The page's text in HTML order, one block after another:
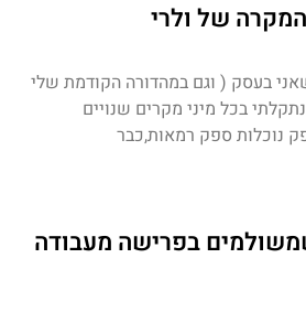
של ולרי
בעסק ( וגם במהדורה הקודמת שלי
בכל מיני מקרים שנויים
נוכלות ספק רמאות,כבר
בפרישה מעבודה